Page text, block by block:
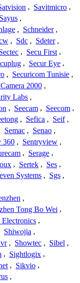
, Savitmicro ,
Sayus ,
, Schneider ,
, Sdc , Sdeter ,
, Secu First ,
, Secur Eye ,
, Securicom Tunisie ,
2000 ,
Labs ,
, Seecam , Seecom ,
, Sefica , Seif ,
Semac , Senao ,
360 , Sentryview ,
, Serage ,
, Sertek , Ses ,
Systems , Sgs ,
,
Tong Bo Wei ,
Electronics ,
Shiwojia ,
, Showtec , Sibel ,
, Sightlogix ,
, Sikvio ,
,